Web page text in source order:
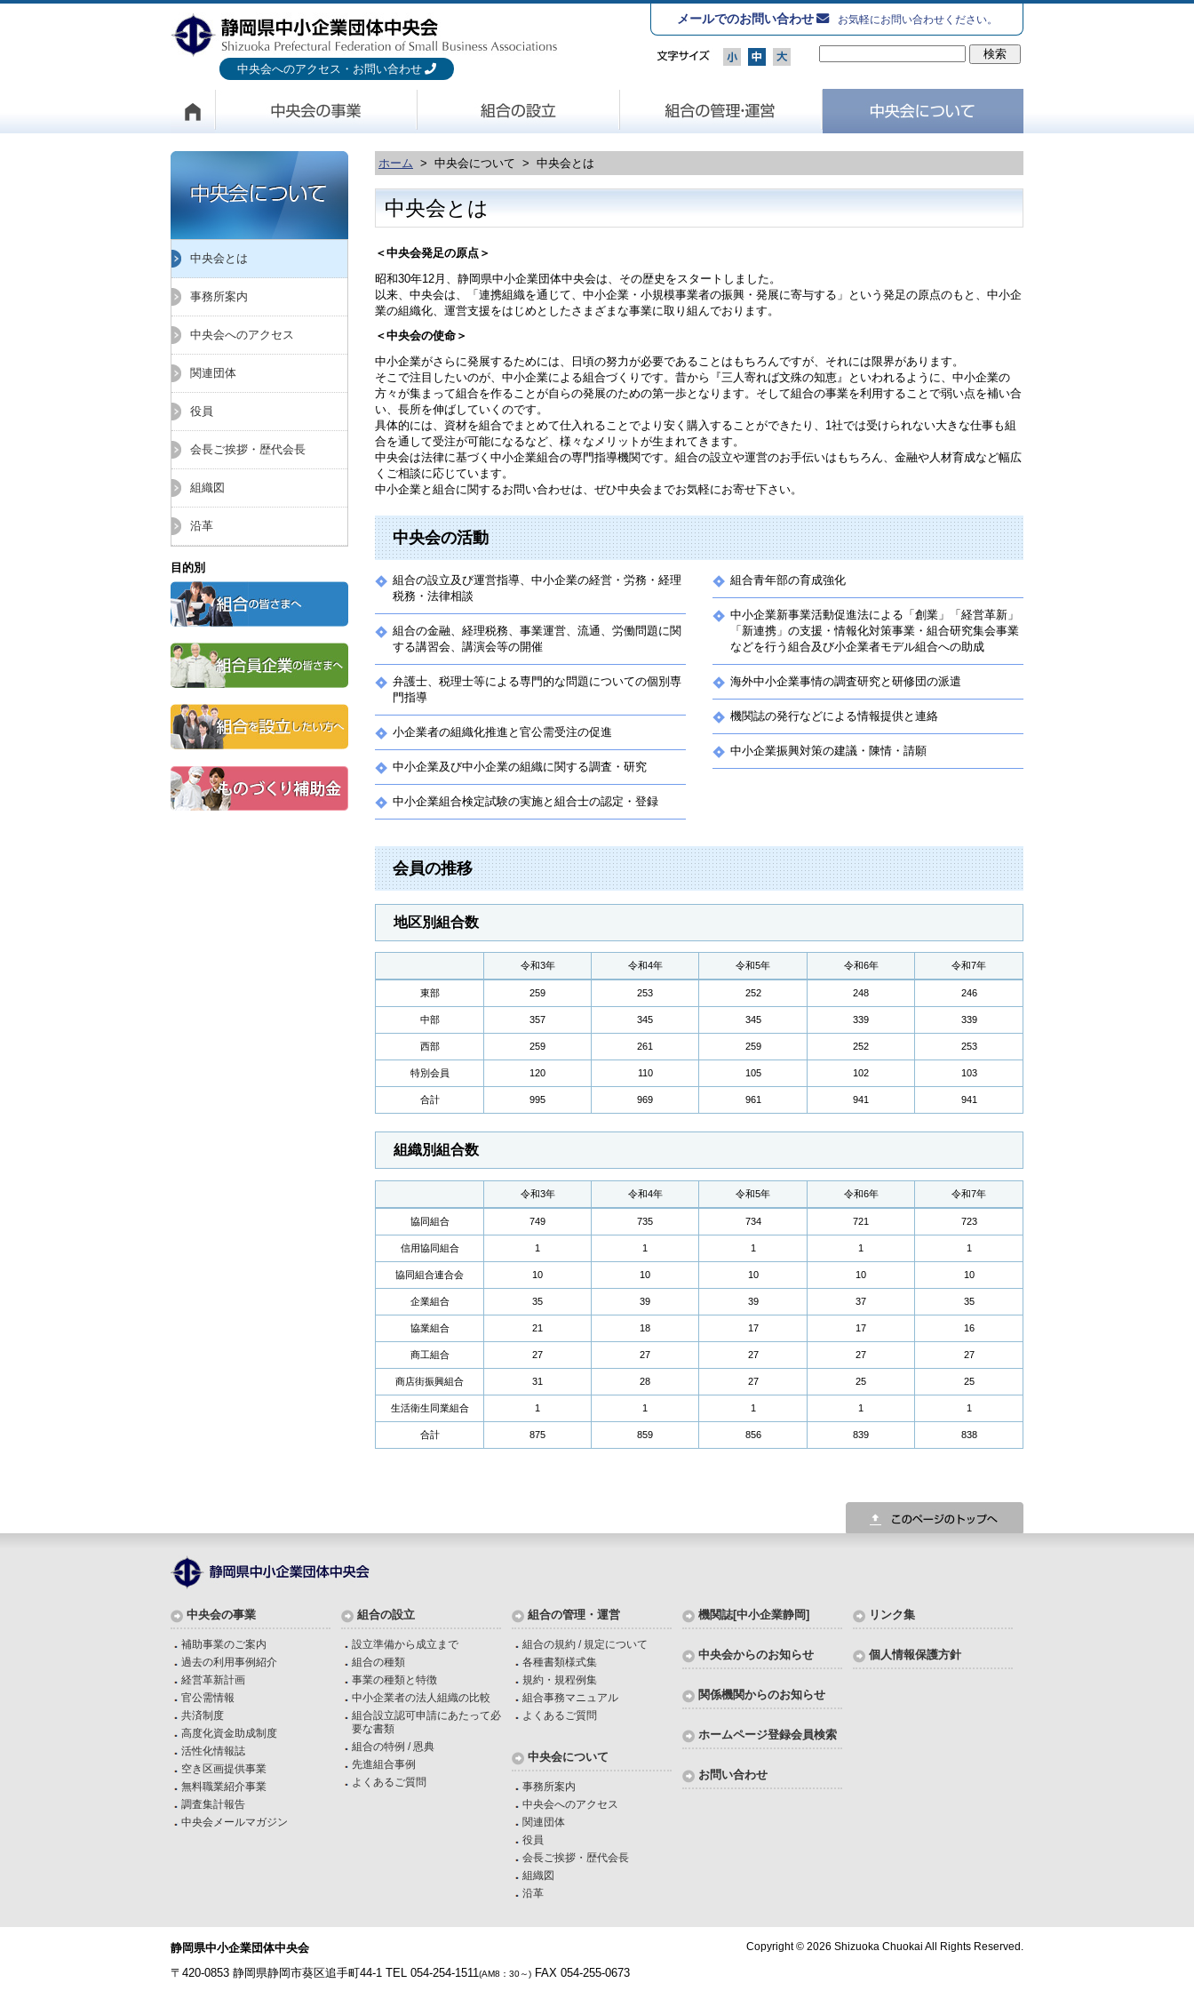
中央会へのアクセス・お問い合わせ
メールでのお問い合わせ お気軽にお問い合わせください。
ホーム > 中央会について > 中央会とは
中央会とは
＜中央会発足の原点＞
昭和30年12月、静岡県中小企業団体中央会は、その歴史をスタートしました。
以来、中央会は、「連携組織を通じて、中小企業・小規模事業者の振興・発展に寄与する」という発足の原点のもと、中小企
業の組織化、運営支援をはじめとしたさまざまな事業に取り組んでおります。
＜中央会の使命＞
中小企業がさらに発展するためには、日頃の努力が必要であることはもちろんですが、それには限界があります。
そこで注目したいのが、中小企業による組合づくりです。昔から『三人寄れば文殊の知恵』といわれるように、中小企業の
方々が集まって組合を作ることが自らの発展のための第一歩となります。そして組合の事業を利用することで弱い点を補い合
い、長所を伸ばしていくのです。
具体的には、資材を組合でまとめて仕入れることでより安く購入することができたり、1社では受けられない大きな仕事も組
合を通して受注が可能になるなど、様々なメリットが生まれてきます。
中央会は法律に基づく中小企業組合の専門指導機関です。組合の設立や運営のお手伝いはもちろん、金融や人材育成など幅広
くご相談に応じています。
中小企業と組合に関するお問い合わせは、ぜひ中央会までお気軽にお寄せ下さい。
中央会の活動
組合の設立及び運営指導、中小企業の経営・労務・経理
税務・法律相談
組合の金融、経理税務、事業運営、流通、労働問題に関
する講習会、講演会等の開催
弁護士、税理士等による専門的な問題についての個別専
門指導
小企業者の組織化推進と官公需受注の促進
中小企業及び中小企業の組織に関する調査・研究
中小企業組合検定試験の実施と組合士の認定・登録
組合青年部の育成強化
中小企業新事業活動促進法による「創業」「経営革新」
「新連携」の支援・情報化対策事業・組合研究集会事業
などを行う組合及び小企業者モデル組合への助成
海外中小企業事情の調査研究と研修団の派遣
機関誌の発行などによる情報提供と連絡
中小企業振興対策の建議・陳情・請願
会員の推移
地区別組合数
令和3年 令和4年 令和5年 令和6年 令和7年
東部 259 253 252 248 246
中部 357 345 345 339 339
西部 259 261 259 252 253
特別会員 120 110 105 102 103
合計 995 969 961 941 941
組織別組合数
令和3年 令和4年 令和5年 令和6年 令和7年
協同組合 749 735 734 721 723
信用協同組合 1 1 1 1 1
協同組合連合会 10 10 10 10 10
企業組合 35 39 39 37 35
協業組合 21 18 17 17 16
商工組合 27 27 27 27 27
商店街振興組合 31 28 27 25 25
生活衛生同業組合 1 1 1 1 1
合計 875 859 856 839 838
中央会とは
事務所案内
中央会へのアクセス
関連団体
役員
会長ご挨拶・歴代会長
組織図
沿革
目的別
中央会の事業
補助事業のご案内
過去の利用事例紹介
経営革新計画
官公需情報
共済制度
高度化資金助成制度
活性化情報誌
空き区画提供事業
無料職業紹介事業
調査集計報告
中央会メールマガジン
組合の設立
設立準備から成立まで
組合の種類
事業の種類と特徴
中小企業者の法人組織の比較
組合設立認可申請にあたって必
要な書類
組合の特例 / 恩典
先進組合事例
よくあるご質問
組合の管理・運営
組合の規約 / 規定について
各種書類様式集
規約・規程例集
組合事務マニュアル
よくあるご質問
中央会について
事務所案内
中央会へのアクセス
関連団体
役員
会長ご挨拶・歴代会長
組織図
沿革
機関誌[中小企業静岡]
中央会からのお知らせ
関係機関からのお知らせ
ホームページ登録会員検索
お問い合わせ
リンク集
個人情報保護方針
静岡県中小企業団体中央会
〒420-0853 静岡県静岡市葵区追手町44-1 TEL 054-254-1511(AM8：30～) FAX 054-255-0673
Copyright © 2026 Shizuoka Chuokai All Rights Reserved.